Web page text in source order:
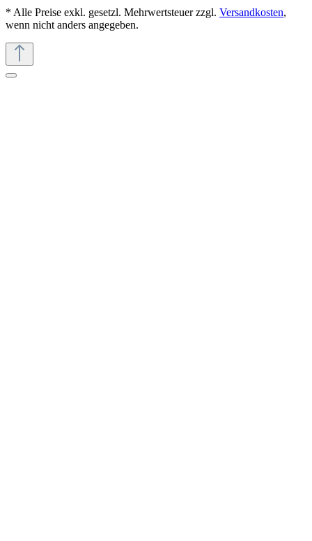
* Alle Preise exkl. gesetzl. Mehrwertsteuer zzgl. Versandkosten,
wenn nicht anders angegeben.